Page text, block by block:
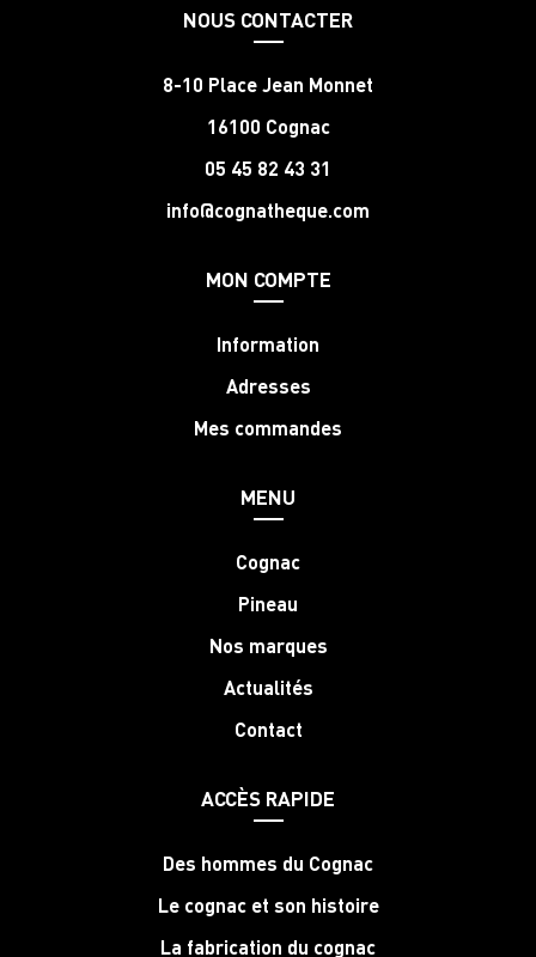
NOUS CONTACTER
8-10 Place Jean Monnet
16100 Cognac
05 45 82 43 31
info@cognatheque.com
MON COMPTE
Information
Adresses
Mes commandes
MENU
Cognac
Pineau
Nos marques
Actualités
Contact
ACCÈS RAPIDE
Des hommes du Cognac
Le cognac et son histoire
La fabrication du cognac